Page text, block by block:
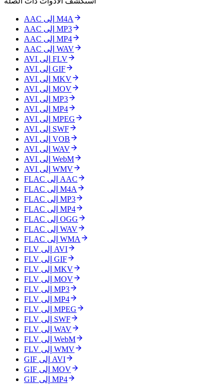
AAC إلى M4A
AAC إلى MP3
AAC إلى MP4
AAC إلى WAV
AVI إلى FLV
AVI إلى GIF
AVI إلى MKV
AVI إلى MOV
AVI إلى MP3
AVI إلى MP4
AVI إلى MPEG
AVI إلى SWF
AVI إلى VOB
AVI إلى WAV
AVI إلى WebM
AVI إلى WMV
FLAC إلى AAC
FLAC إلى M4A
FLAC إلى MP3
FLAC إلى MP4
FLAC إلى OGG
FLAC إلى WAV
FLAC إلى WMA
FLV إلى AVI
FLV إلى GIF
FLV إلى MKV
FLV إلى MOV
FLV إلى MP3
FLV إلى MP4
FLV إلى MPEG
FLV إلى SWF
FLV إلى WAV
FLV إلى WebM
FLV إلى WMV
GIF إلى AVI
GIF إلى MOV
GIF إلى MP4